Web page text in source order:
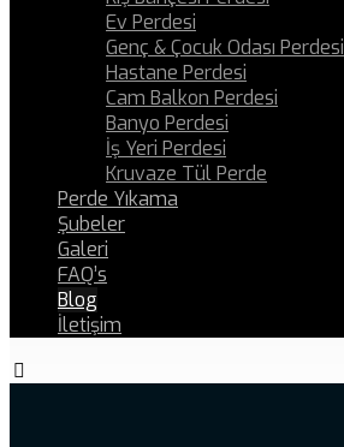
Ev Perdesi
Genç & Çocuk Odası Perdesi
Hastane Perdesi
Cam Balkon Perdesi
Banyo Perdesi
İş Yeri Perdesi
Kruvaze Tül Perde
Perde Yıkama
Şubeler
Galeri
FAQ’s
Blog
İletişim